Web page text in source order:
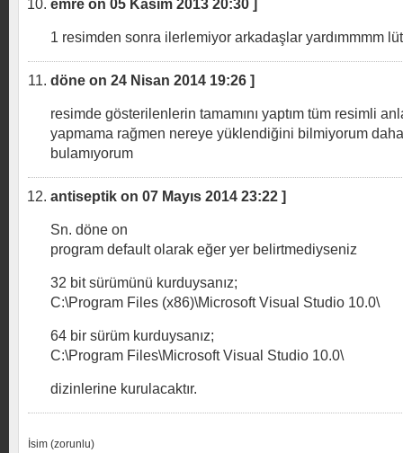
emre on 05 Kasım 2013 20:30 ]
1 resimden sonra ilerlemiyor arkadaşlar yardımmmm
döne on 24 Nisan 2014 19:26 ]
resimde gösterilenlerin tamamını yaptım tüm resimli
yapmama rağmen nereye yüklendiğini bilmiyorum
bulamıyorum
antiseptik on 07 Mayıs 2014 23:22 ]
Sn. döne on
program default olarak eğer yer belirtmediyseniz
32 bit sürümünü kurduysanız;
C:\Program Files (x86)\Microsoft Visual Studio 10.0\
64 bir sürüm kurduysanız;
C:\Program Files\Microsoft Visual Studio 10.0\
dizinlerine kurulacaktır.
İsim (zorunlu)